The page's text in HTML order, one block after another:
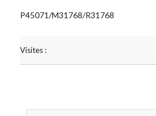
P45071/M31768/R31768
Visites :